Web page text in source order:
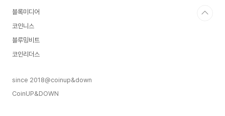
블록미디어
코인니스
블루밍비트
코인리더스
since 2018@coinup&down
CoinUP&DOWN